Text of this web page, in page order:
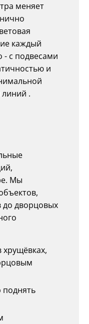
меняет
каждый
с подвесами
и
.
Мы
дворцовых
поднять